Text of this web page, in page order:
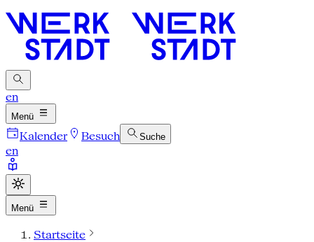
en
Menü
Kalender Besuch Suche
en
Menü
Startseite